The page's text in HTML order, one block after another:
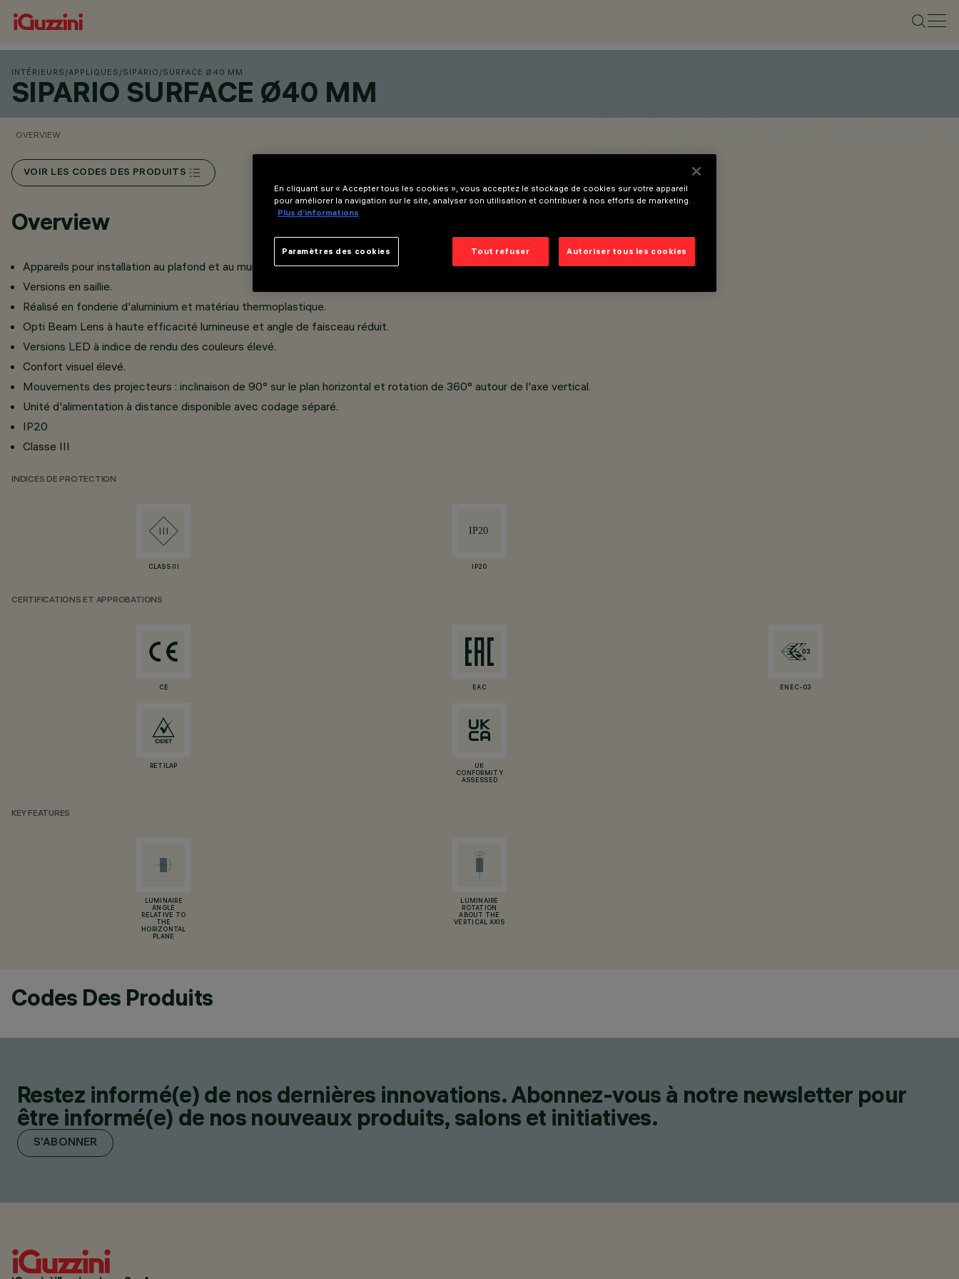
INTÉRIEURS /APPLIQUES /SIPARIO /SURFACE Ø40 MM
SIPARIO SURFACE Ø40 MM
OVERVIEW
VOIR LES CODES DES PRODUITS
Overview
Appareils pour installation au plafond et au mur.
Versions en saillie.
Réalisé en fonderie d'aluminium et matériau thermoplastique.
Opti Beam Lens à haute efficacité lumineuse et angle de faisceau réduit.
Versions LED à indice de rendu des couleurs élevé.
Confort visuel élevé.
Mouvements des projecteurs : inclinaison de 90° sur le plan horizontal et rotation de 360° autour de l'axe vertical.
Unité d'alimentation à distance disponible avec codage séparé.
IP20
Classe III
INDICES DE PROTECTION
CLASS III IP20
CERTIFICATIONS ET APPROBATIONS
CE EAC ENEC-03
RETILAP
UK
CONFORMITY
ASSESSED
KEY FEATURES
LUMINAIRE
ANGLE
RELATIVE TO
THE
HORIZONTAL
PLANE
LUMINAIRE
ROTATION
ABOUT THE
VERTICAL AXIS
Codes Des Produits
Restez informé(e) de nos dernières innovations. Abonnez-vous à notre newsletter pour
être informé(e) de nos nouveaux produits, salons et initiatives.
S'ABONNER
En cliquant sur « Accepter tous les cookies », vous acceptez le stockage de cookies sur votre appareil
pour améliorer la navigation sur le site, analyser son utilisation et contribuer à nos efforts de marketing.
Plus d’informations
Tout refuser Autoriser tous les cookies
Paramètres des cookies